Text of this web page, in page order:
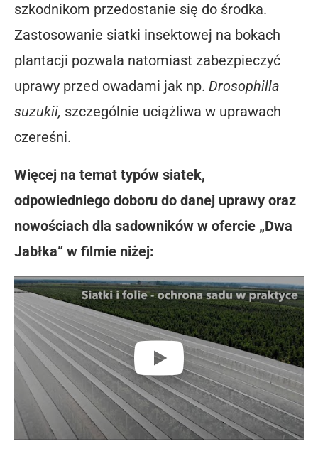
szkodnikom przedostanie się do środka.
Zastosowanie siatki insektowej na bokach
plantacji pozwala natomiast zabezpieczyć
uprawy przed owadami jak np. Drosophilla
suzukii, szczególnie uciążliwa w uprawach
czereśni.
Więcej na temat typów siatek,
odpowiedniego doboru do danej uprawy oraz
nowościach dla sadowników w ofercie „Dwa
Jabłka” w filmie niżej: